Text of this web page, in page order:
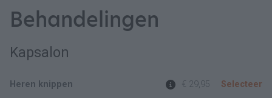
Behandelingen
Kapsalon
Heren knippen € 29,95 Selecteer